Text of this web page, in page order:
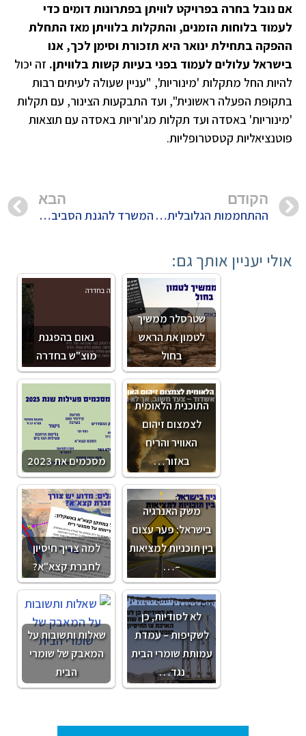
אם נובל בחרה בפרויקט לוויתן בפתרונות דומים כדי
לעמוד בלוחות הזמנים, והתקלות בלוויתן מאז התחלת
ההפקה בתחילת ינואר היא תזכורת וסימן לכך, אנו
בישראל עלולים לעמוד בפני בעיות קשות בלוויתן. זה יכול
להיות החל מתקלות 'מינוריות', "עניין שעולה לעיתים רבות
בתקופת הפעלה ראשונית", ועד התבקעות הצינור, עם תקלות
'מינוריות' באסדה ועד תקלות מג'וריות באסדה עם תוצאות
פוטנציאליות קטסטרופליות.
הקודם
ההתחממות הגלובלית – איך גז "טבעי" תורם להתחממות כדור הארץ?
הבא
המשרד להגנת הסביבה טוען שהזיהומים מאסדת תמר פחתו ב- 98% – האמנם?
אולי יעניין אותך גם:
נאום בהפגנת
מוצ"ש בחדרה
שטרסלר ממשיך
לטמון את הראש
בחול
מסכמים את 2023
התוכנית הלאומית
לצמצום זיהום
האוויר והריח
באזור…
למה צריך חיסיון
לחברת קצא"א?
משק האנרגיה
בישראל: פער עצום
בין תוכניות למציאות
–…
שאלות ותשובות על
המאבק של שומרי
הבית
לא לסודיות, כן
לשקיפות – עמדת
עמותת שומרי הבית
נגד…